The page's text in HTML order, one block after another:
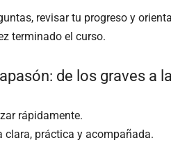
revisar tu progreso y
terminado el curso.
de los graves a
rápidamente.
clara, práctica y acompañada.